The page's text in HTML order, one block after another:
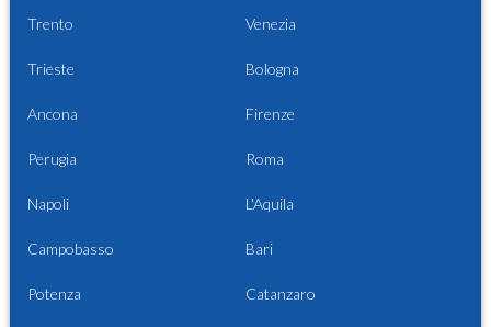
Trento Venezia
Trieste Bologna
Ancona Firenze
Perugia Roma
Napoli L'Aquila
Campobasso Bari
Potenza Catanzaro